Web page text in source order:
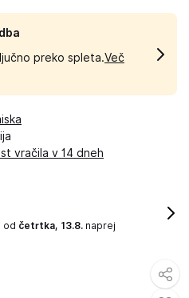
preko spleta.Več
vračila v 14 dneh
od četrtka, 13.8. naprej